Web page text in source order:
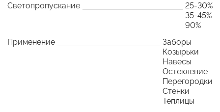
Светопропускание
25-30%
35-45%
90%
Применение
Заборы
Козырьки
Навесы
Остекление
Перегородки
Стенки
Теплицы